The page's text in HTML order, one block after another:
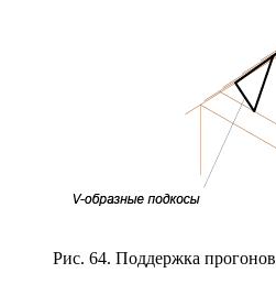
Рис. 64. Поддержка прогонов